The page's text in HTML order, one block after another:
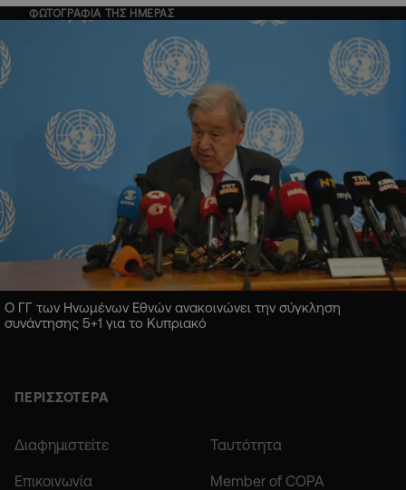
ΦΩΤΟΓΡΑΦΙΑ ΤΗΣ ΗΜΕΡΑΣ
Ο ΓΓ των Ηνωμένων Εθνών ανακοινώνει την σύγκληση
συνάντησης 5+1 για το Κυπριακό
ΠΕΡΙΣΣΟΤΕΡΑ
Διαφημιστείτε Ταυτότητα
Επικοινωνία Member of COPA